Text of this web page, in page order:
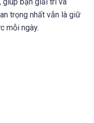
trọng nhất vẫn là giữ
mỗi ngày.